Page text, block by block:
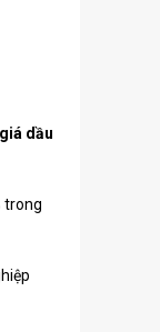
dầu
trong